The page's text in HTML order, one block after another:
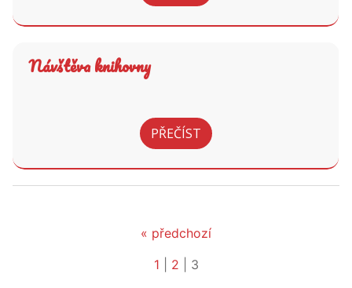
Návštěva knihovny
PŘEČÍST
« předchozí
1
2 3